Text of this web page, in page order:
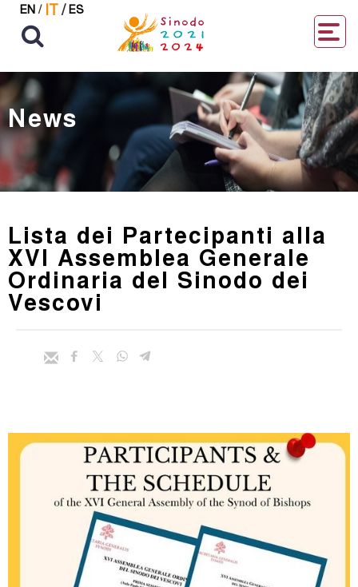
EN / IT/ ES
News
Lista dei Partecipanti alla
XVI Assemblea Generale
Ordinaria del Sinodo dei
Vescovi